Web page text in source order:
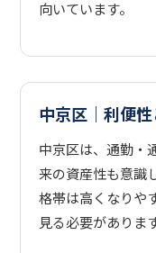
向いています。
中京区｜利便
中京区は、通勤・
来の資産性も意識
格帯は高くなりや
見る必要があります